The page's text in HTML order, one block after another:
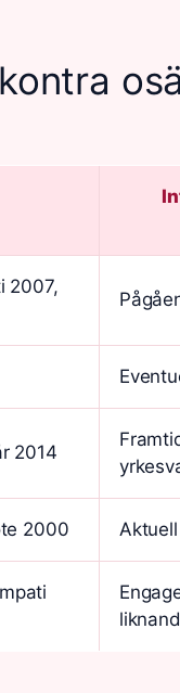
2007,
2014
2000